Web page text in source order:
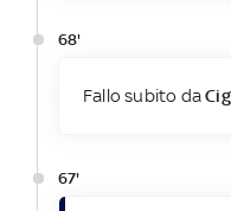
68'
Fallo subito da
67'